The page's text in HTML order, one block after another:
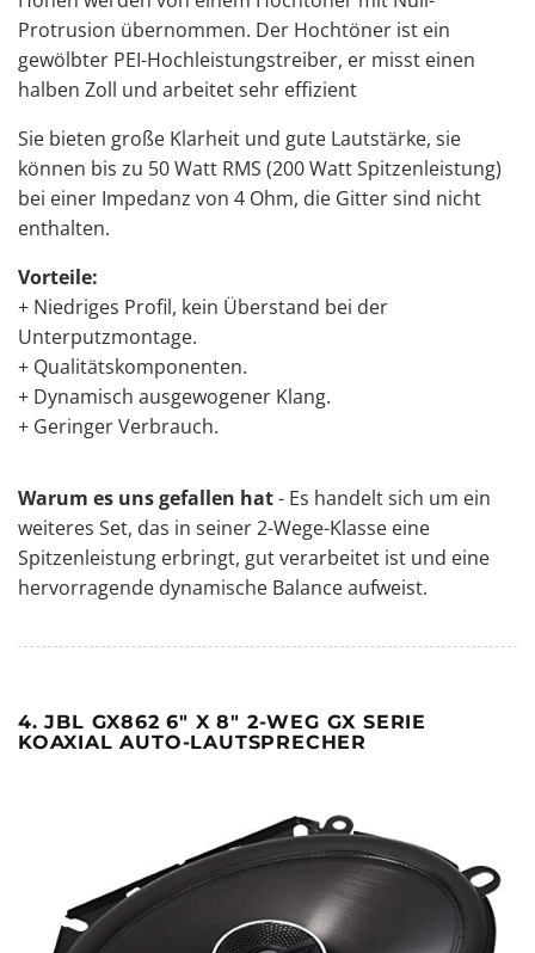
Protrusion übernommen. Der Hochtöner ist ein
gewölbter PEI-Hochleistungstreiber, er misst einen
halben Zoll und arbeitet sehr effizient
Sie bieten große Klarheit und gute Lautstärke, sie
können bis zu 50 Watt RMS (200 Watt Spitzenleistung)
bei einer Impedanz von 4 Ohm, die Gitter sind nicht
enthalten.
Vorteile:
+ Niedriges Profil, kein Überstand bei der
Unterputzmontage.
+ Qualitätskomponenten.
+ Dynamisch ausgewogener Klang.
+ Geringer Verbrauch.
Warum es uns gefallen hat- Es handelt sich um ein
weiteres Set, das in seiner 2-Wege-Klasse eine
Spitzenleistung erbringt, gut verarbeitet ist und eine
hervorragende dynamische Balance aufweist.
4. JBL GX862 6" X 8" 2-WEG GX SERIE
KOAXIAL AUTO-LAUTSPRECHER